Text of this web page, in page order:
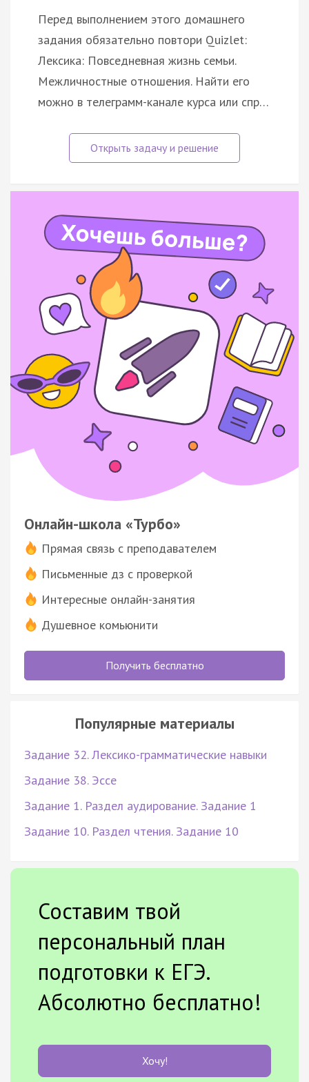
Перед выполнением этого домашнего
задания обязательно повтори Quizlet:
Лексика: Повседневная жизнь семьи.
Межличностные отношения. Найти его
можно в телеграмм-канале курса или спр…
Онлайн-школа «Турбо»
Прямая связь с преподавателем
Письменные дз с проверкой
Интересные онлайн-занятия
Душевное комьюнити
Получить бесплатно
Популярные материалы
Задание 32. Лексико-грамматические навыки
Задание 38. Эссе
Задание 1. Раздел аудирование. Задание 1
Задание 10. Раздел чтения. Задание 10
Составим твой
персональный план
подготовки к ЕГЭ.
Абсолютно бесплатно!
Хочу!